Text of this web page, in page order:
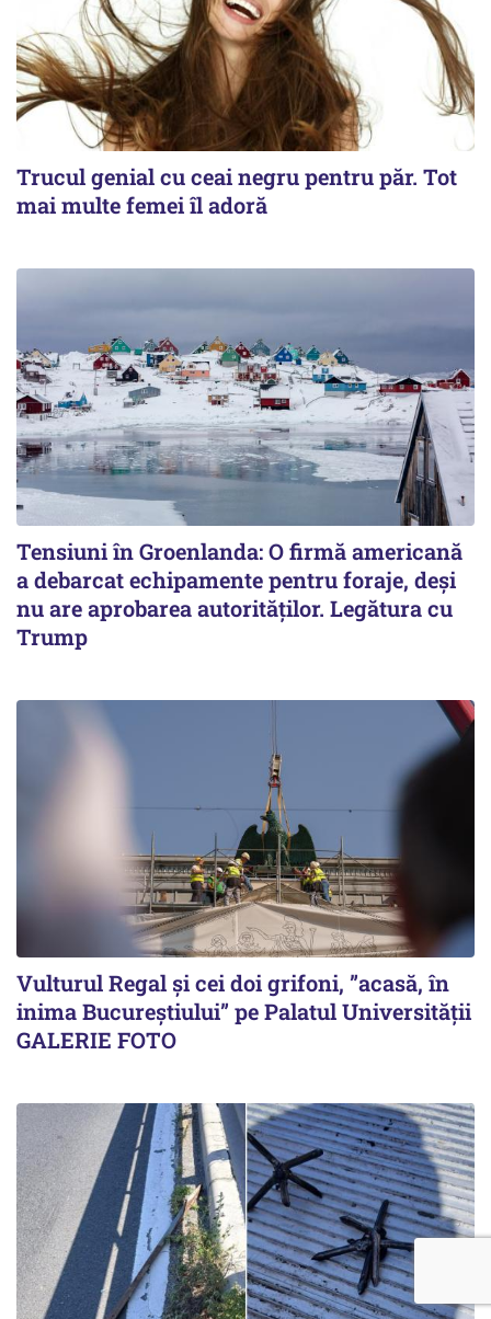
Trucul genial cu ceai negru pentru păr. Tot
mai multe femei îl adoră
Tensiuni în Groenlanda: O firmă americană
a debarcat echipamente pentru foraje, deși
nu are aprobarea autorităților. Legătura cu
Trump
Vulturul Regal și cei doi grifoni, ”acasă, în
inima Bucureștiului” pe Palatul Universității
GALERIE FOTO